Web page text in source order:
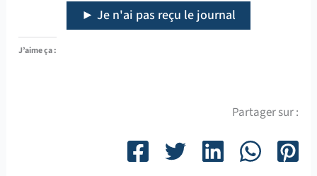
► Je n'ai pas reçu le journal
J’aime ça :
Partager sur :